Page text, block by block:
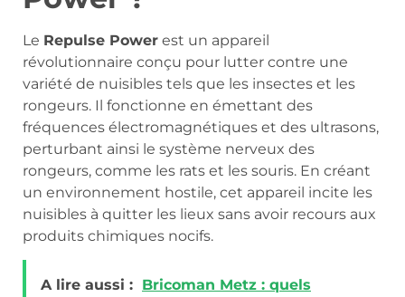
Le Repulse Power est un appareil
révolutionnaire conçu pour lutter contre une
variété de nuisibles tels que les insectes et les
rongeurs. Il fonctionne en émettant des
fréquences électromagnétiques et des ultrasons,
perturbant ainsi le système nerveux des
rongeurs, comme les rats et les souris. En créant
un environnement hostile, cet appareil incite les
nuisibles à quitter les lieux sans avoir recours aux
produits chimiques nocifs.
A lire aussi : Bricoman Metz : quels